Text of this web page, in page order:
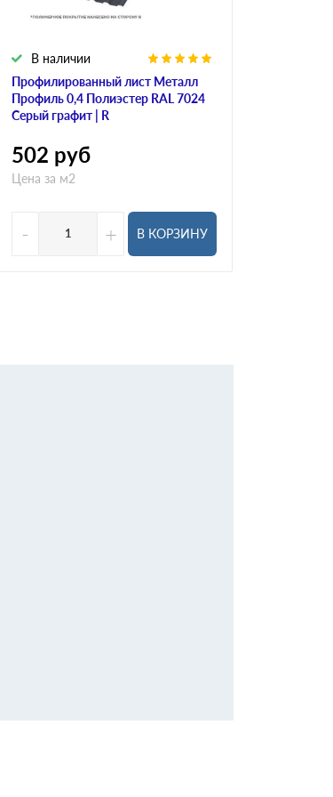
Профилированный лист Металл
Профиль 0,4 Полиэстер RAL 7024
Серый графит | R
В наличии
502 руб
Цена за м2
- + В КОРЗИНУ